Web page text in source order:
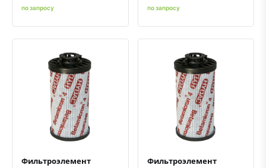
по запросу по запросу
Быстрый просмотрДобавить к сравнению
Фильтроэлемент
Быстрый просмотрДобавить к сравнению
Фильтроэлемент